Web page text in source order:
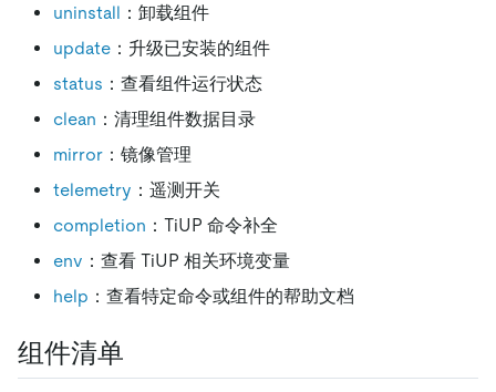
uninstall ：卸载组件
update ：升级已安装的组件
status ：查看组件运行状态
clean ：清理组件数据目录
mirror ：镜像管理
telemetry ：遥测开关
completion ：TiUP 命令补全
env ：查看 TiUP 相关环境变量
help ：查看特定命令或组件的帮助文档
组件清单